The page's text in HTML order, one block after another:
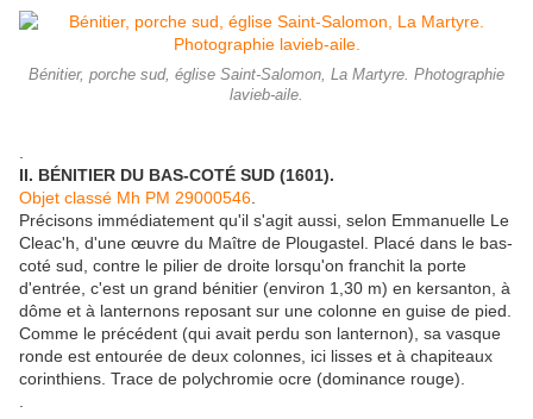
Bénitier, porche sud, église Saint-Salomon, La Martyre. Photographie
lavieb-aile.
II. BÉNITIER DU BAS-COTÉ SUD (1601).
Objet classé Mh PM 29000546
Précisons immédiatement qu'il s'agit aussi, selon Emmanuelle Le
Cleac'h, d'une œuvre du Maître de Plougastel. Placé dans le bas-
coté sud, contre le pilier de droite lorsqu'on franchit la porte
d'entrée, c'est un grand bénitier (environ 1,30 m) en kersanton, à
dôme et à lanternons reposant sur une colonne en guise de pied.
Comme le précédent (qui avait perdu son lanternon), sa vasque
ronde est entourée de deux colonnes, ici lisses et à chapiteaux
corinthiens. Trace de polychromie ocre (dominance rouge).